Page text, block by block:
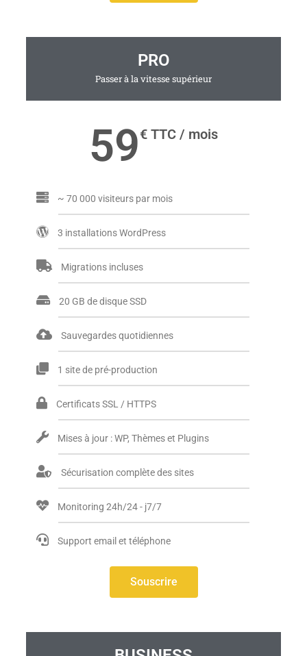
PRO
Passer à la vitesse supérieur
59€ TTC / mois
~ 70 000 visiteurs par mois
3 installations WordPress
Migrations incluses
20 GB de disque SSD
Sauvegardes quotidiennes
1 site de pré-production
Certificats SSL / HTTPS
Mises à jour : WP, Thèmes et Plugins
Sécurisation complète des sites
Monitoring 24h/24 - j7/7
Support email et téléphone
Souscrire